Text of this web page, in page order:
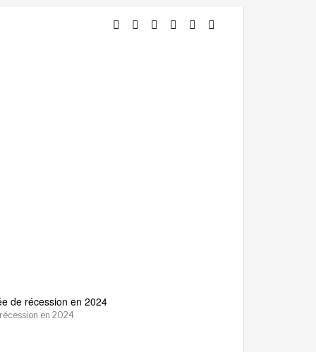
en 2024